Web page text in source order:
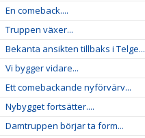
En comeback....
Truppen växer...
Bekanta ansikten tillbaks i Telge...
Vi bygger vidare...
Ett comebackande nyförvärv...
Nybygget fortsätter....
Damtruppen börjar ta form...